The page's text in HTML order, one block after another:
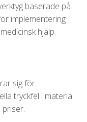
baserade på
implementering
hjälp.
sig för
tryckfel i material